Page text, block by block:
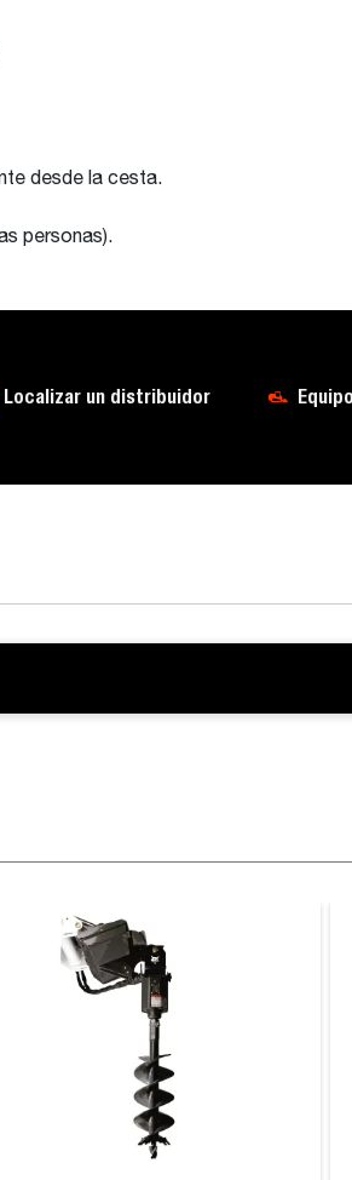
desde la cesta.
personas).
Localizar un distribuidor